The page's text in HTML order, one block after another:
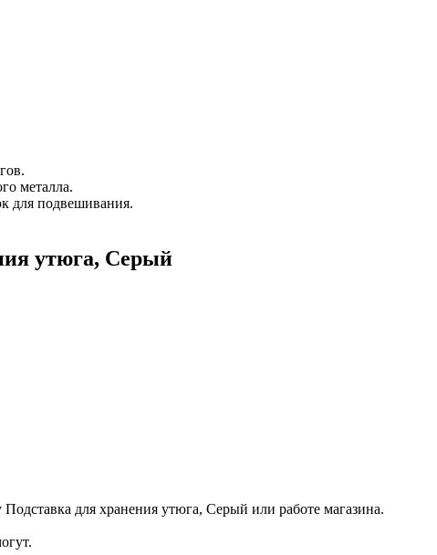
металла.
для подвешивания.
утюга, Серый
для хранения утюга, Серый или работе магазина.